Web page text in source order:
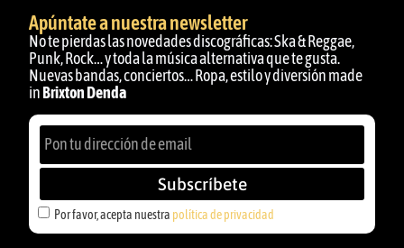
Apúntate a nuestra newsletter
No te pierdas las novedades discográficas: Ska & Reggae,
Punk, Rock… y toda la música alternativa que te gusta.
Nuevas bandas, conciertos… Ropa, estilo y diversión made
in Brixton Denda
Por favor, acepta nuestra política de privacidad
Subscríbete